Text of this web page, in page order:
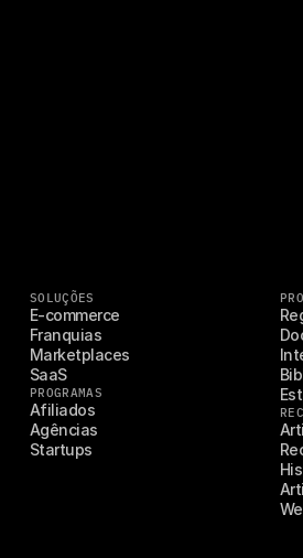
SOLUÇÕES
E-commerce
Franquias
Marketplaces
SaaS
PROGRAMAS
Afiliados
Agências
Startups